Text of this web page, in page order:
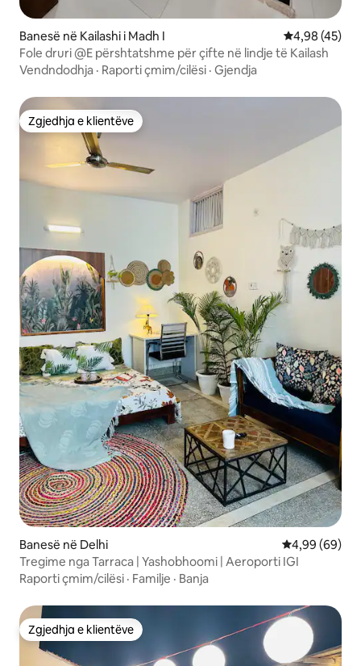
Banesë në Kailashi i Madh I Vlerësimi
4,98 (45)
Fole druri @E përshtatshme për çifte në lindje të Kailash
Vendndodhja · Raporti çmim/cilësi · Gjendja
Zgjedhja e klientëve
Zgjedhja e klientëve
Banesë në Delhi Vlerësimi
4,99 (69)
Tregime nga Tarraca | Yashobhoomi | Aeroporti IGI
Raporti çmim/cilësi · Familje · Banja
Zgjedhja e klientëve
Zgjedhja e klientëve